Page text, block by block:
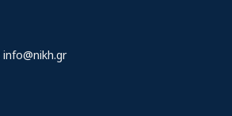
info@nikh.gr